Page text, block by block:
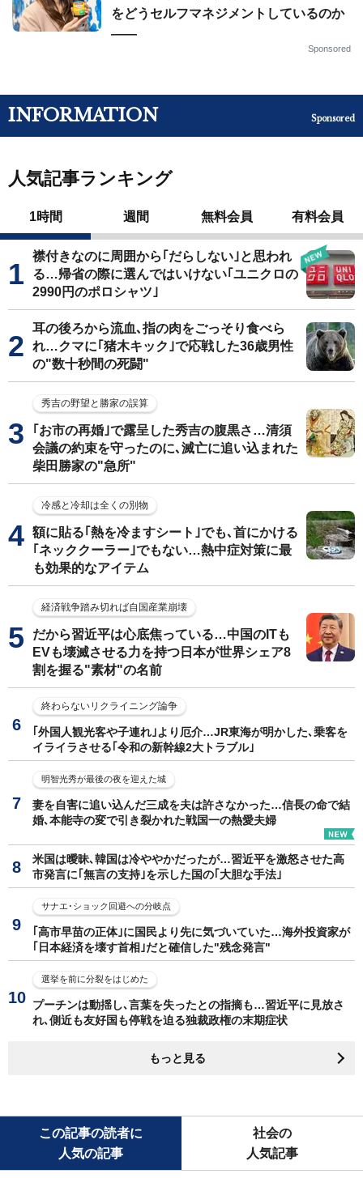
をどうセルフマネジメントしているのか
——
Sponsored
INFORMATION Sponsored
人気記事ランキング
1時間 週間 無料会員 有料会員
襟付きなのに周囲から｢だらしない｣と思われ
る…帰省の際に選んではいけない｢ユニクロの
2990円のポロシャツ｣
耳の後ろから流血､指の肉をごっそり食べら
れ…クマに｢猪木キック｣で応戦した36歳男性
の"数十秒間の死闘"
秀吉の野望と勝家の誤算
｢お市の再婚｣で露呈した秀吉の腹黒さ…清須
会議の約束を守ったのに､滅亡に追い込まれた
柴田勝家の"急所"
冷感と冷却は全くの別物
額に貼る｢熱を冷ますシート｣でも､首にかける
｢ネッククーラー｣でもない…熱中症対策に最
も効果的なアイテム
経済戦争踏み切れば自国産業崩壊
だから習近平は心底焦っている…中国のITも
EVも壊滅させる力を持つ日本が世界シェア8
割を握る"素材"の名前
終わらないリクライニング論争
｢外国人観光客や子連れ｣より厄介…JR東海が明かした､乗客を
イライラさせる｢令和の新幹線2大トラブル｣
明智光秀が最後の夜を迎えた城
妻を自害に追い込んだ三成を夫は許さなかった…信長の命で結
婚､本能寺の変で引き裂かれた戦国一の熱愛夫婦
米国は曖昧､韓国は冷ややかだったが…習近平を激怒させた高
市発言に｢無言の支持｣を示した国の｢大胆な手法｣
サナエ･ショック回避への分岐点
｢高市早苗の正体｣に国民より先に気づいていた…海外投資家が
｢日本経済を壊す首相｣だと確信した"残念発言"
選挙を前に分裂をはじめた
プーチンは動揺し､言葉を失ったとの指摘も…習近平に見放さ
れ､側近も友好国も停戦を迫る独裁政権の末期症状
もっと見る
この記事の読者に
人気の記事
社会の
人気記事